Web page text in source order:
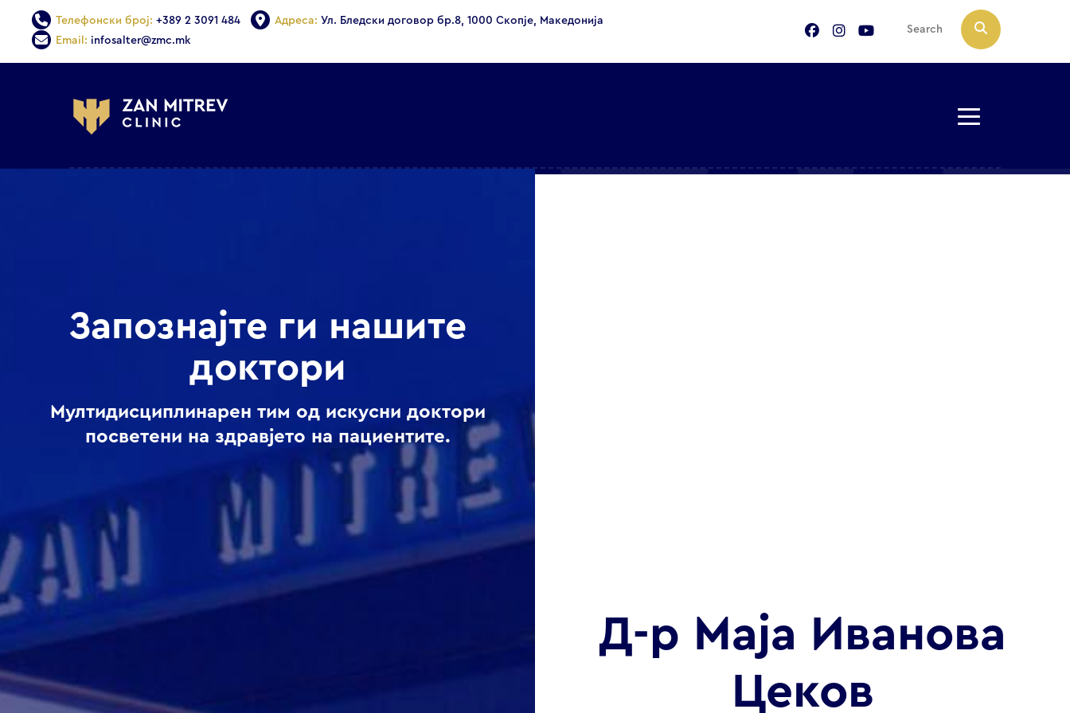
Телефонски број: +389 2 3091 484 Адреса: Ул. Бледски договор бр.8, 1000 Скопје, Македонија
Email: infosalter@zmc.mk
Запознајте ги нашите
доктори
Мултидисциплинарен тим од искусни доктори
посветени на здравјето на пациентите.
Д-р Маја Иванова
Цеков